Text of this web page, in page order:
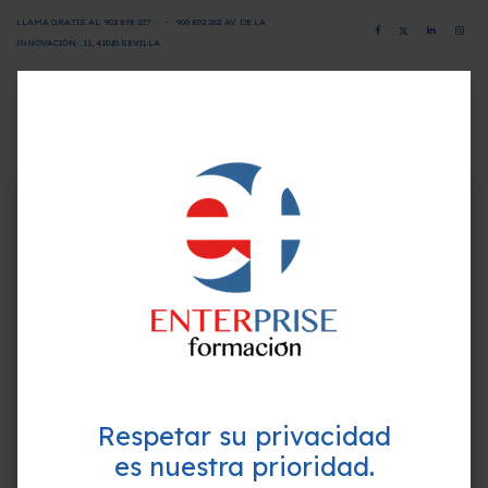
LLAMA GRATIS AL 902 898 277 - 900 802 262 AV. DE LA
INNOVACIÓN.. 11, 41020 SEVILLA
Unidad 1. Gatillos mentales y
1. ¿Cómo funcionan los gatillos mentales?
Unidad 2. Neuro Speech
¿Quieres formarte GRATIS y
mejorar tu perfil profesional?
Empieza hoy mismo. Te ayudamos a elegir el
mejor curso para ti.
Respetar su privacidad
es nuestra prioridad.